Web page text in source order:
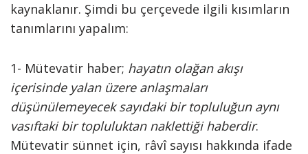
kaynaklanır. Şimdi bu çerçevede ilgili kısımların
tanımlarını yapalım:
1- Mütevatir haber; hayatın olağan akışı
içerisinde yalan üzere anlaşmaları
düşünülemeyecek sayıdaki bir topluluğun aynı
vasıftaki bir topluluktan naklettiği haberdir.
Mütevatir sünnet için, râvî sayısı hakkında ifade